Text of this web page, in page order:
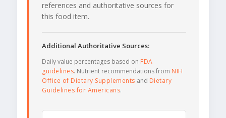
references and authoritative sources for
this food item.
Additional Authoritative Sources:
Daily value percentages based on FDA
guidelines. Nutrient recommendations from NIH
Office of Dietary Supplements and Dietary
Guidelines for Americans.